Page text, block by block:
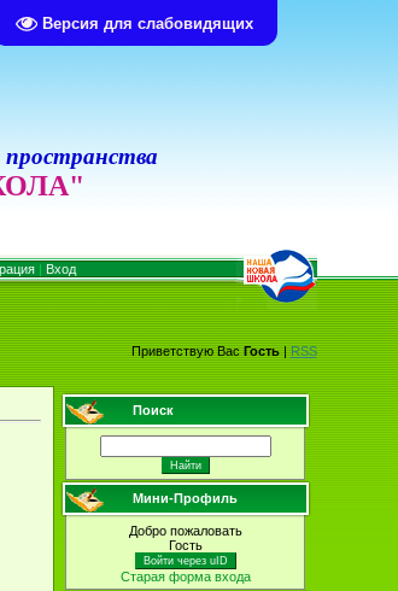
Версия для слабовидящих
пространства
| Вход
Приветствую Вас Гость|RSS
Поиск
Мини-Профиль
Добро пожаловать
Гость
Войти через uID
Старая форма входа